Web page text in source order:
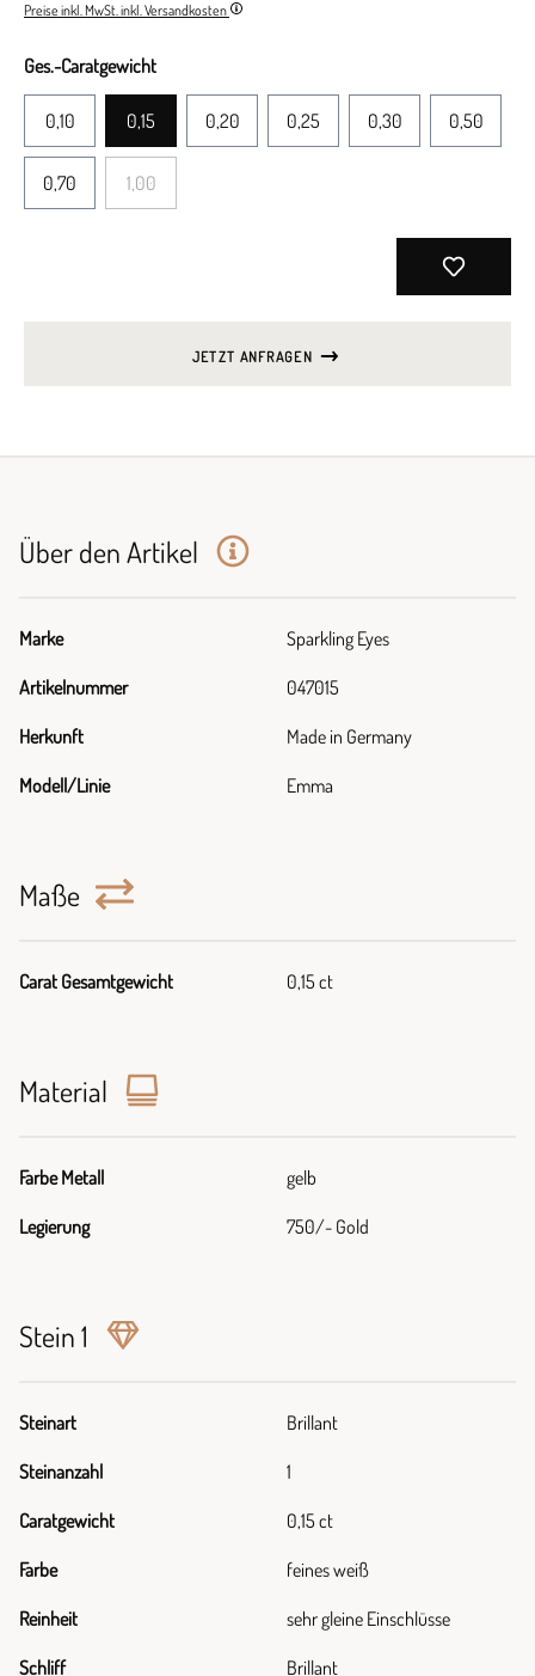
Preise inkl. MwSt. inkl. Versandkosten
Ges.-Caratgewicht
0,10 0,15 0,20 0,25 0,30 0,50
0,70 1,00
JETZT ANFRAGEN
Über den Artikel
Marke Sparkling Eyes
Artikelnummer 047015
Herkunft Made in Germany
Modell/Linie Emma
Maße
Carat Gesamtgewicht 0,15 ct
Material
Farbe Metall gelb
Legierung 750/- Gold
Stein 1
Steinart Brillant
Steinanzahl 1
Caratgewicht 0,15 ct
Farbe feines weiß
Reinheit sehr gleine Einschlüsse
Schliff Brillant